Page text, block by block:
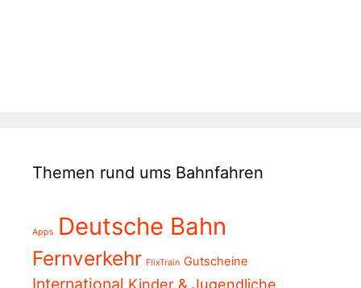
Themen rund ums Bahnfahren
Apps Deutsche Bahn
Fernverkehr FlixTrain Gutscheine
International Kinder & Jugendliche